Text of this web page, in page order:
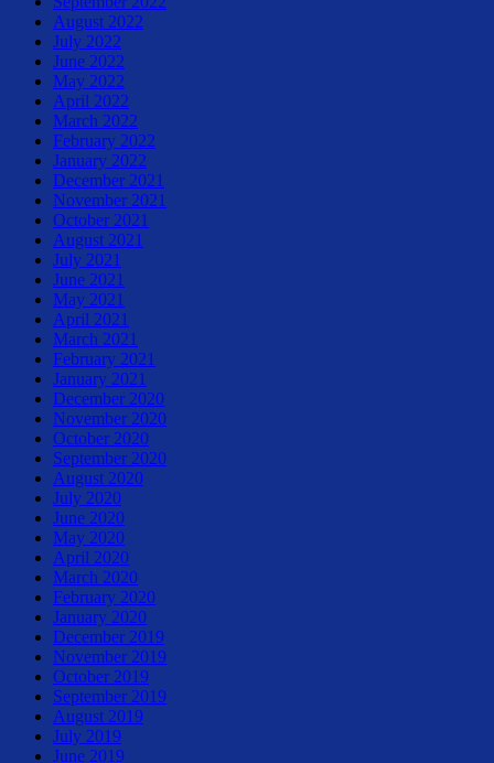
August 2022
July 2022
June 2022
May 2022
April 2022
March 2022
February 2022
January 2022
December 2021
November 2021
October 2021
August 2021
July 2021
June 2021
May 2021
April 2021
March 2021
February 2021
January 2021
December 2020
November 2020
October 2020
September 2020
August 2020
July 2020
June 2020
May 2020
April 2020
March 2020
February 2020
January 2020
December 2019
November 2019
October 2019
September 2019
August 2019
July 2019
June 2019